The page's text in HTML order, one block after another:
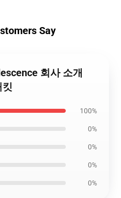
Say
회사 소개
100%
0%
0%
0%
0%